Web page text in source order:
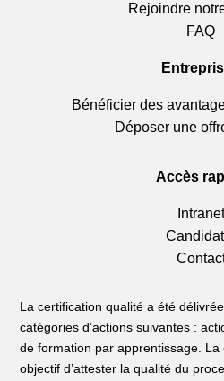
Rejoindre
FAQ
Bénéficier des
Déposer une
Accès
Intranet
La certification qualité a été
catégories d’actions suivantes :
de formation par apprentissage.
objectif d’attester la qualité du